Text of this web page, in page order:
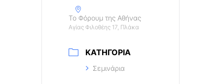
Το Φόρουμ της Αθήνας
Αγίας Φιλοθέης 17, Πλάκα
ΚΑΤΗΓΟΡΊΑ
Σεμινάρια